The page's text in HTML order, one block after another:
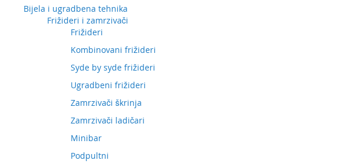
sadržajBijela i ugradbena tehnika
Frižideri i zamrzivači
Frižideri
Kombinovani frižideri
Syde by syde frižideri
Ugradbeni frižideri
Zamrzivači škrinja
Zamrzivači ladičari
Minibar
Podpultni